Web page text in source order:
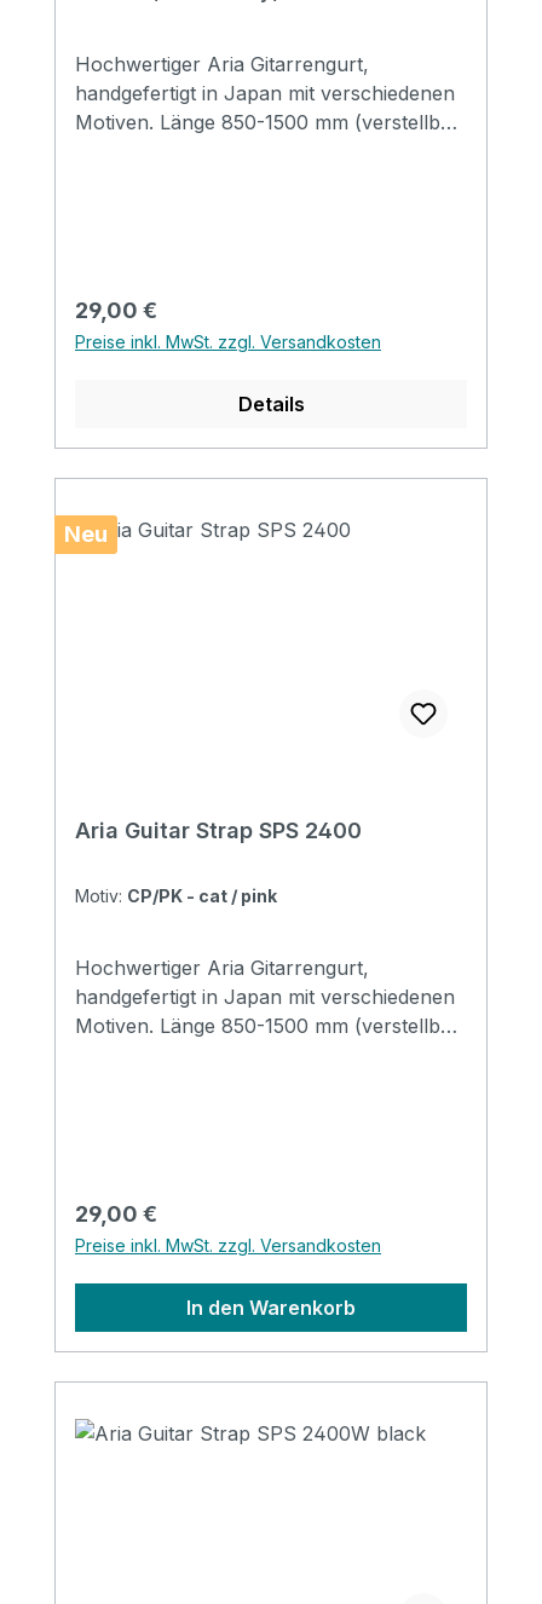
Hochwertiger Aria Gitarrengurt,
handgefertigt in Japan mit verschiedenen
Motiven. Länge 850-1500 mm (verstellbar)
Regulärer Preis:
29,00 €
Preise inkl. MwSt. zzgl. Versandkosten
Details
Neu
Aria Guitar Strap SPS 2400
Motiv: CP/PK - cat / pink
Hochwertiger Aria Gitarrengurt,
handgefertigt in Japan mit verschiedenen
Motiven. Länge 850-1500 mm (verstellbar)
Regulärer Preis:
29,00 €
Preise inkl. MwSt. zzgl. Versandkosten
In den Warenkorb